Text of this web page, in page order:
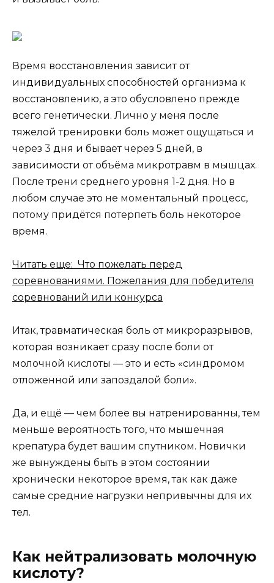
Время восстановления зависит от
индивидуальных способностей организма к
восстановлению, а это обусловлено прежде
всего генетически. Лично у меня после
тяжелой тренировки боль может ощущаться и
через 3 дня и бывает через 5 дней, в
зависимости от объёма микротравм в мышцах.
После трени среднего уровня 1-2 дня. Но в
любом случае это не моментальный процесс,
потому придётся потерпеть боль некоторое
время.
Читать еще: Что пожелать перед
соревнованиями. Пожелания для победителя
соревнований или конкурса
Итак, травматическая боль от микроразрывов,
которая возникает сразу после боли от
молочной кислоты — это и есть «синдромом
отложенной или запоздалой боли».
Да, и ещё — чем более вы натренированны, тем
меньше вероятность того, что мышечная
крепатура будет вашим спутником. Новички
же вынуждены быть в этом состоянии
хронически некоторое время, так как даже
самые средние нагрузки непривычны для их
тел.
Как нейтрализовать молочную
кислоту?